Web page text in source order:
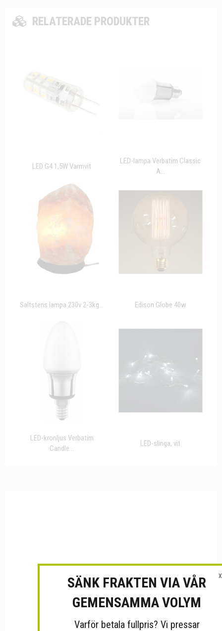
RELATERADE PRODUKTER
LED G4 1,5W Varmvit
LED-lampa Verbatim Classic
A...
Saltstens lampa 230v 2-3kg... Edison Globe 40w
LED-kronljus Verbatim
Candle...
LED-slinga, vit
X
SÄNK FRAKTEN VIA VÅR
GEMENSAMMA VOLYM
Varför betala fullpris? Vi pressar